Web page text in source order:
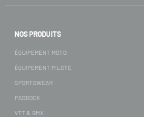
NOS PRODUITS
ÉQUIPEMENT MOTO
ÉQUIPEMENT PILOTE
SPORTSWEAR
PADDOCK
VTT & BMX